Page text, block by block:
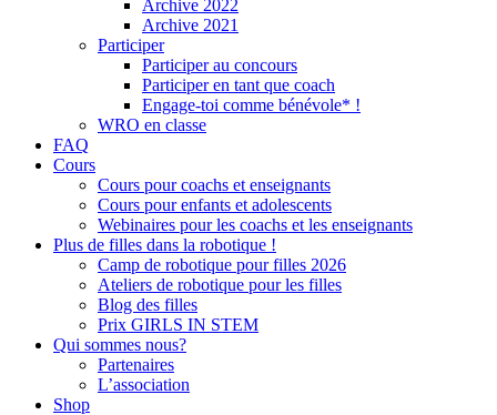
Archive 2022
Archive 2021
Participer
Participer au concours
Participer en tant que coach
Engage-toi comme bénévole* !
WRO en classe
FAQ
Cours
Cours pour coachs et enseignants
Cours pour enfants et adolescents
Webinaires pour les coachs et les enseignants
Plus de filles dans la robotique !
Camp de robotique pour filles 2026
Ateliers de robotique pour les filles
Blog des filles
Prix GIRLS IN STEM
Qui sommes nous?
Partenaires
L’association
Shop